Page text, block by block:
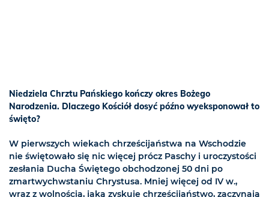
Niedziela Chrztu Pańskiego kończy okres Bożego
Narodzenia. Dlaczego Kościół dosyć późno wyeksponował to
święto?
W pierwszych wiekach chrześcijaństwa na Wschodzie
nie świętowało się nic więcej prócz Paschy i uroczystości
zesłania Ducha Świętego obchodzonej 50 dni po
zmartwychwstaniu Chrystusa. Mniej więcej od IV w.,
wraz z wolnością, jaką zyskuje chrześcijaństwo, zaczynają